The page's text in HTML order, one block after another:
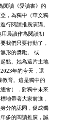
讀《愛讀書》的
，為獨中（華文獨
行閱讀推廣演講。
晨讀作為閱讀初
我們只要行動了，
形的獎勵。 或
點。她為這片土地
年的今天，還
教育。這是獨中的
會），對獨中未來
地帶著大家前進，
分的認同，促成獨
多的閱讀推廣，誠